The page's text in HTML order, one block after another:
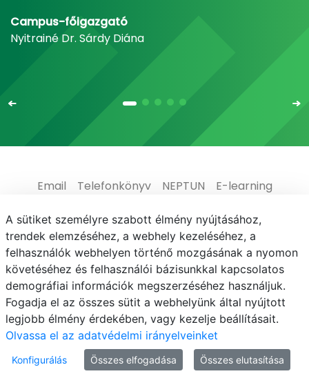
Campus-főigazgató
Nyitrainé Dr. Sárdy Diána
Email Telefonkönyv NEPTUN
E-learning
Médiaközpont
Informatikai Igazgatóság
Adatvédelem
© MATE 2021
A sütiket személyre szabott élmény nyújtásához,
trendek elemzéséhez, a webhely kezeléséhez, a
felhasználók webhelyen történő mozgásának a nyomon
követéséhez és felhasználói bázisunkkal kapcsolatos
demográfiai információk megszerzéséhez használjuk.
Fogadja el az összes sütit a webhelyünk által nyújtott
legjobb élmény érdekében, vagy kezelje beállításait.
Olvassa el az adatvédelmi irányelveinket
Konfigurálás Összes elfogadása Összes elutasítása